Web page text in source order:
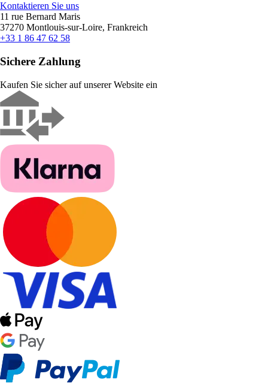
Kontaktieren Sie uns
11 rue Bernard Maris
37270 Montlouis-sur-Loire, Frankreich
+33 1 86 47 62 58
Sichere Zahlung
Kaufen Sie sicher auf unserer Website ein